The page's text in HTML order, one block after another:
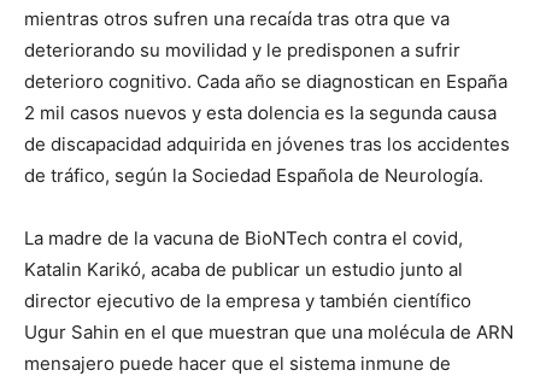
mientras otros sufren una recaída tras otra que va
deteriorando su movilidad y le predisponen a sufrir
deterioro cognitivo. Cada año se diagnostican en España
2 mil casos nuevos y esta dolencia es la segunda causa
de discapacidad adquirida en jóvenes tras los accidentes
de tráfico, según la Sociedad Española de Neurología.
La madre de la vacuna de BioNTech contra el covid,
Katalin Karikó, acaba de publicar un estudio junto al
director ejecutivo de la empresa y también científico
Ugur Sahin en el que muestran que una molécula de ARN
mensajero puede hacer que el sistema inmune de